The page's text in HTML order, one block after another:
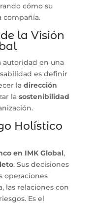
cómo su
compañía.
la Visión
autoridad en una
es definir
la dirección
la sostenibilidad
Holístico
en IMK Global,
. Sus decisiones
operaciones
las relaciones con
Es el